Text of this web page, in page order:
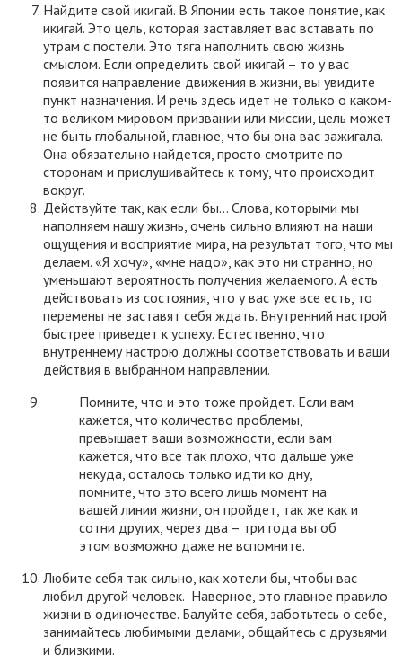
Найдите свой икигай. В Японии есть такое понятие, как
икигай. Это цель, которая заставляет вас вставать по
утрам с постели. Это тяга наполнить свою жизнь
смыслом. Если определить свой икигай – то у вас
появится направление движения в жизни, вы увидите
пункт назначения. И речь здесь идет не только о каком-
то великом мировом призвании или миссии, цель может
не быть глобальной, главное, что бы она вас зажигала.
Она обязательно найдется, просто смотрите по
сторонам и прислушивайтесь к тому, что происходит
вокруг.
Действуйте так, как если бы… Слова, которыми мы
наполняем нашу жизнь, очень сильно влияют на наши
ощущения и восприятие мира, на результат того, что мы
делаем. «Я хочу», «мне надо», как это ни странно, но
уменьшают вероятность получения желаемого. А есть
действовать из состояния, что у вас уже все есть, то
перемены не заставят себя ждать. Внутренний настрой
быстрее приведет к успеху. Естественно, что
внутреннему настрою должны соответствовать и ваши
действия в выбранном направлении.
Помните, что и это тоже пройдет. Если вам
кажется, что количество проблемы,
превышает ваши возможности, если вам
кажется, что все так плохо, что дальше уже
некуда, осталось только идти ко дну,
помните, что это всего лишь момент на
вашей линии жизни, он пройдет, так же как и
сотни других, через два – три года вы об
этом возможно даже не вспомните.
Любите себя так сильно, как хотели бы, чтобы вас
любил другой человек. Наверное, это главное правило
жизни в одиночестве. Балуйте себя, заботьтесь о себе,
занимайтесь любимыми делами, общайтесь с друзьями
и близкими.